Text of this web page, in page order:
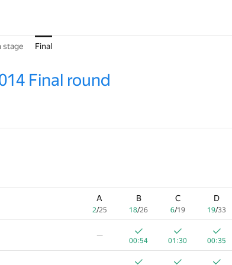
stage Final
Final round
A
2/25
B
18/26
C
6/19
D
19/33
—
00:54 01:30 00:35